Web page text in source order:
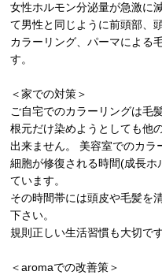
ONLINE SHOP
COMPANY
CONTACT
女性ホルモン分泌量が急激に
て男性と同じように前頭部、
カラーリング、パーマによる
す。
＜家での対策＞
ご自宅でのカラーリングは毛
根元だけ染めようとしても他
出来ません。 美容室でのカラ
細胞が修復される時間(成長
ています。
その時間帯には頭皮や毛髪を
下さい。
規則正しい生活習慣も大切です
＜aromaでの改善策＞